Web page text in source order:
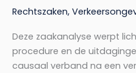
Rechtszaken,
Deze zaakanalyse werpt
procedure en de
causaal verband na een